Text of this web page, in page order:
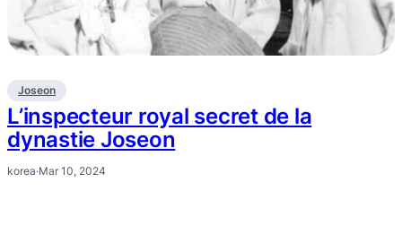
Joseon
L’inspecteur royal secret de la
dynastie Joseon
korea·Mar 10, 2024